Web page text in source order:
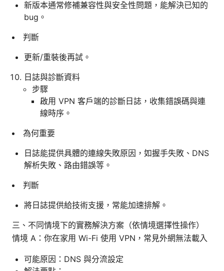
新版本通常修補兼容性與安全性問題，能解決已知的
bug。
判斷
更新/重裝後再試。
日誌與診斷資料
步驟
啟用 VPN 客戶端的診斷日誌，收集錯誤碼與連
線時序。
為何重要
日誌能提供具體的連線失敗原因，如握手失敗、DNS
解析失敗、路由錯誤等。
判斷
將日誌提供給技術支援，常能加速排解。
三、不同情境下的實務解決方案（依情境選擇性操作）
情境 A：你在家用 Wi-Fi 使用 VPN，常見外網無法載入
可能原因：DNS 與分流設定